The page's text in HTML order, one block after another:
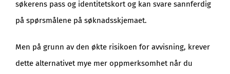
søkerens pass og identitetskort og kan svare sannferdig
på spørsmålene på søknadsskjemaet.
Men på grunn av den økte risikoen for avvisning, krever
dette alternativet mye mer oppmerksomhet når du